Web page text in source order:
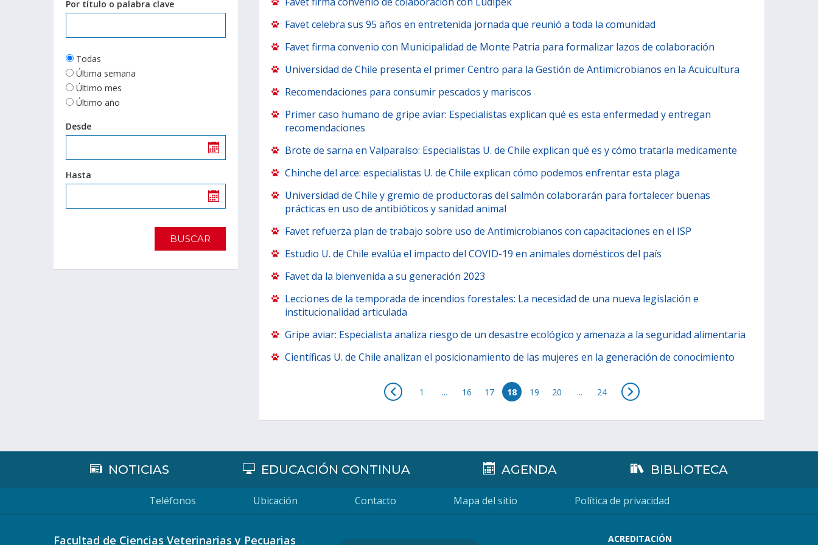
Por título o palabra clave
Todas
Última semana
Último mes
Último año
Desde
Hasta
Favet celebra sus 95 años en entretenida jornada que reunió a toda la comunidad
Favet firma convenio con Municipalidad de Monte Patria para formalizar lazos de colaboración
Universidad de Chile presenta el primer Centro para la Gestión de Antimicrobianos en la Acuicultura
Recomendaciones para consumir pescados y mariscos
Primer caso humano de gripe aviar: Especialistas explican qué es esta enfermedad y entregan
recomendaciones
Brote de sarna en Valparaíso: Especialistas U. de Chile explican qué es y cómo tratarla medicamente
Chinche del arce: especialistas U. de Chile explican cómo podemos enfrentar esta plaga
Universidad de Chile y gremio de productoras del salmón colaborarán para fortalecer buenas
prácticas en uso de antibióticos y sanidad animal
Favet refuerza plan de trabajo sobre uso de Antimicrobianos con capacitaciones en el ISP
Estudio U. de Chile evalúa el impacto del COVID-19 en animales domésticos del país
Favet da la bienvenida a su generación 2023
Lecciones de la temporada de incendios forestales: La necesidad de una nueva legislación e
institucionalidad articulada
Gripe aviar: Especialista analiza riesgo de un desastre ecológico y amenaza a la seguridad alimentaria
Científicas U. de Chile analizan el posicionamiento de las mujeres en la generación de conocimiento
1 ... 16 17 18 19 20 ... 24
NOTICIAS EDUCACIÓN CONTINUA AGENDA BIBLIOTECA
Teléfonos Ubicación Contacto Mapa del sitio Política de privacidad
Facultad de Ciencias Veterinarias y Pecuarias ACREDITACIÓN